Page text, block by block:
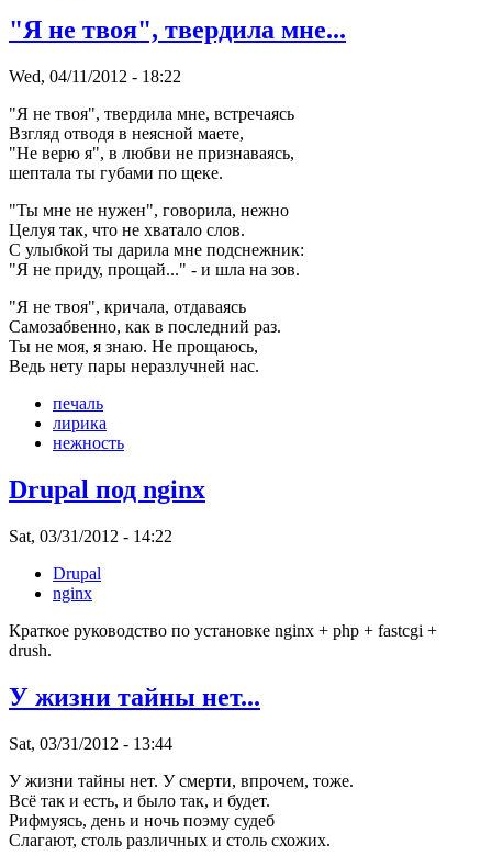
"Я не твоя", твердила мне...
Wed, 04/11/2012 - 18:22
"Я не твоя", твердила мне, встречаясь
Взгляд отводя в неясной маете,
"Не верю я", в любви не признаваясь,
шептала ты губами по щеке.
"Ты мне не нужен", говорила, нежно
Целуя так, что не хватало слов.
С улыбкой ты дарила мне подснежник:
"Я не приду, прощай..." - и шла на зов.
"Я не твоя", кричала, отдаваясь
Самозабвенно, как в последний раз.
Ты не моя, я знаю. Не прощаюсь,
Ведь нету пары неразлучней нас.
печаль
лирика
нежность
Drupal под nginx
Sat, 03/31/2012 - 14:22
Drupal
nginx
Краткое руководство по установке nginx + php + fastcgi +
drush.
У жизни тайны нет...
Sat, 03/31/2012 - 13:44
У жизни тайны нет. У смерти, впрочем, тоже.
Всё так и есть, и было так, и будет.
Рифмуясь, день и ночь поэму судеб
Слагают, столь различных и столь схожих.